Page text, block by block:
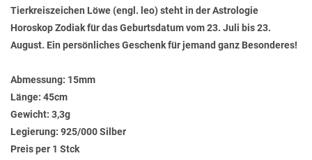
Tierkreiszeichen Löwe (engl. leo) steht in der Astrologie
Horoskop Zodiak für das Geburtsdatum vom 23. Juli bis 23.
August. Ein persönliches Geschenk für jemand ganz Besonderes!
Abmessung: 15mm
Länge: 45cm
Gewicht: 3,3g
Legierung: 925/000 Silber
Preis per 1 Stck